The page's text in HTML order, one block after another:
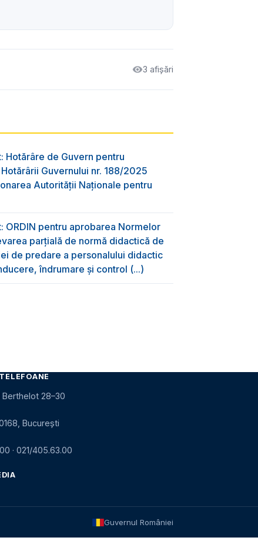
3 afișări
Hotărâre de Guvern pentru
Guvernului nr. 188/2025
Autorităţii Naţionale pentru
ORDIN pentru aprobarea Normelor
parțială de normă didactică de
de predare a personalului didactic
îndrumare și control (...)
Berthelot 28–30
București
· 021/405.63.00
Guvernul României